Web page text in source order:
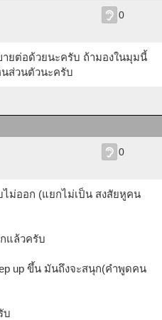
0
ยต่อด้วยนะครับ ถ้ามองในมุมนี้
นส่วนตัวนะครับ
0
ม่ออก (แยกไม่เป็น สงสัยหูคน
แล้วครับ
up ขึ้น มันถึงจะสนุก(คำพูดคน
บ